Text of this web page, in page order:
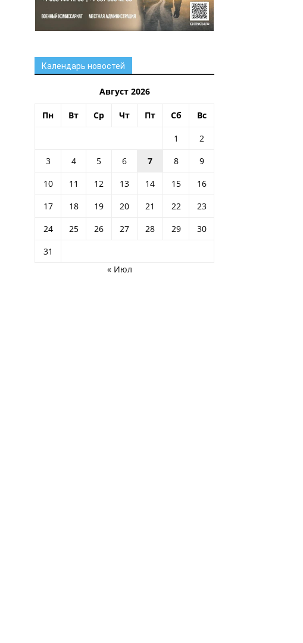
Календарь новостей
Август 2026
Пн Вт Ср Чт Пт Сб Вс
1
2
3
4 5 6 7 8
9
10
11 12 13 14 15
16
17
18 19 20 21 22
23
24
25 26 27 28 29
30
31
« Июл